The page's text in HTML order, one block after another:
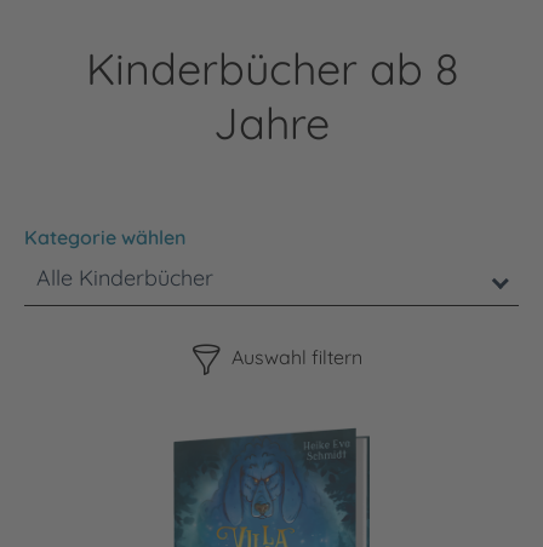
Kinderbücher ab 8
Jahre
Kategorie wählen
Alle Kinderbücher
Auswahl filtern